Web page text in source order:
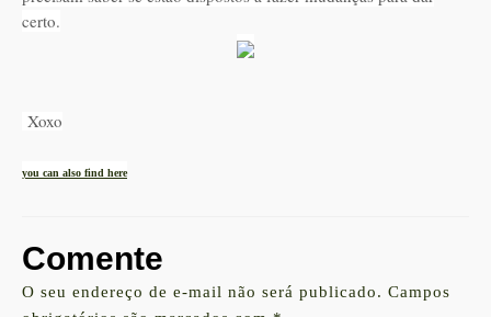
certo.
Xoxo
you can also find here
Comente
O seu endereço de e-mail não será publicado. Campos